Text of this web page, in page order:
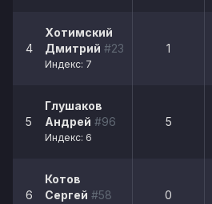
4
Хотимский
Дмитрий #23
Индекс: 7
1
5
Глушаков
Андрей #96
Индекс: 6
5
6
Котов
Сергей #58 0